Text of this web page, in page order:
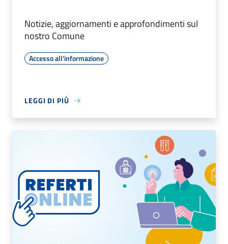
Notizie, aggiornamenti e approfondimenti sul
nostro Comune
Accesso all'informazione
LEGGI DI PIÙ